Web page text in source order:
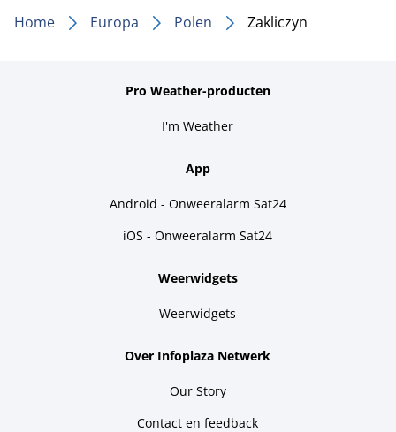
Home Europa Polen Zakliczyn
Pro Weather-producten
I'm Weather
App
Android - Onweeralarm Sat24
iOS - Onweeralarm Sat24
Weerwidgets
Weerwidgets
Over Infoplaza Netwerk
Our Story
Contact en feedback